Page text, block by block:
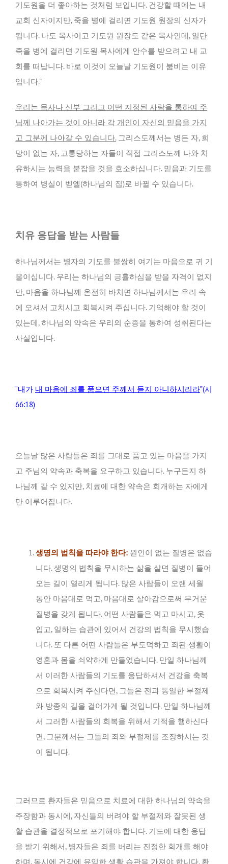
기도원을 더 좋아하는 것처럼 보입니다. 건강할 때에는 내
교회 신자이지만, 죽을 병에 걸리면 기도원 원장의 신자가
됩니다. 나도 목사이고 기도원 원장도 같은 목사인데, 일단
죽을 병에 걸리면 기도원 목사에게 안수를 받으려고 내 교
회를 떠납니다. 바로 이것이 오늘날 기도원이 붐비는 이유
입니다.”
우리는 목사나 신부 그리고 어떤 지정된 사람을 통하여 주
님께 나아가는 것이 아니라 각 개인이 자신의 믿음을 가지
고 그분께 나아갈 수 있습니다.그리스도께서는 병든 자, 희
망이 없는 자, 고통당하는 자들이 직접 그리스도께 나와 치
유하시는 능력을 붙잡을 것을 호소하십니다. 믿음과 기도를
통하여 병실이 벧엘(하나님의 집)로 바뀔 수 있습니다.
치유 응답을 받는 사람들
하나님께서는 병자의 기도를 불쌍히 여기는 마음으로 귀 기
울이십니다. 우리는 하나님의 긍휼하심을 받을 자격이 없지
만, 마음을 하나님께 온전히 바치면 하나님께서는 우리 속
에 오셔서 고치시고 회복시켜 주십니다. 기억해야 할 것이
있는데, 하나님의 약속은 우리의 순종을 통하여 성취된다는
사실입니다.
“내가 내 마음에 죄를 품으면 주께서 듣지 아니하시리라”(시
66:18)
오늘날 많은 사람들은 죄를 그대로 품고 있는 마음을 가지
고 주님의 약속과 축복을 요구하고 있습니다. 누구든지 하
나님께 갈 수 있지만, 치료에 대한 약속은 회개하는 자에게
만 이루어집니다.
생명의 법칙을 따라야 한다: 원인이 없는 질병은 없습
니다. 생명의 법칙을 무시하는 삶을 살면 질병이 들어
오는 길이 열리게 됩니다. 많은 사람들이 오랜 세월
동안 마음대로 먹고, 마음대로 살아감으로써 무거운
질병을 갖게 됩니다. 어떤 사람들은 먹고 마시고, 옷
입고, 일하는 습관에 있어서 건강의 법칙을 무시했습
니다. 또 다른 어떤 사람들은 부도덕하고 죄된 생활이
영혼과 몸을 쇠약하게 만들었습니다. 만일 하나님께
서 이러한 사람들의 기도를 응답하셔서 건강을 축복
으로 회복시켜 주신다면, 그들은 전과 동일한 부절제
와 방종의 길을 걸어가게 될 것입니다. 만일 하나님께
서 그러한 사람들의 회복을 위해서 기적을 행하신다
면, 그분께서는 그들의 죄와 부절제를 조장하시는 것
이 됩니다.
그러므로 환자들은 믿음으로 치료에 대한 하나님의 약속을
주장함과 동시에, 자신들의 버려야 할 부절제와 잘못된 생
활 습관을 결정적으로 포기해야 합니다. 기도에 대한 응답
을 받기 위해서, 병자들은 죄를 버리는 진정한 회개를 해야
하며, 동시에 건강에 유익한 생활 습관을 가져야 합니다. 환